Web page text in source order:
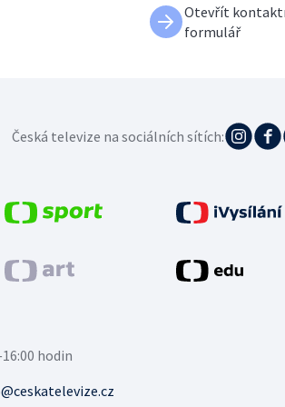
Otevřít
formulář
hodin
Česká televize na sociálních sítích: